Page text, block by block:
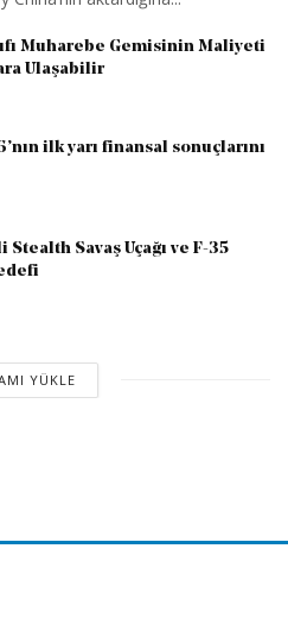
Muharebe Gemisinin Maliyeti
Ulaşabilir
ilk yarı finansal sonuçlarını
Stealth Savaş Uçağı ve F-35
YÜKLE